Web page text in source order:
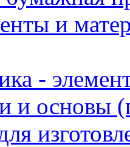
и
-
и основы